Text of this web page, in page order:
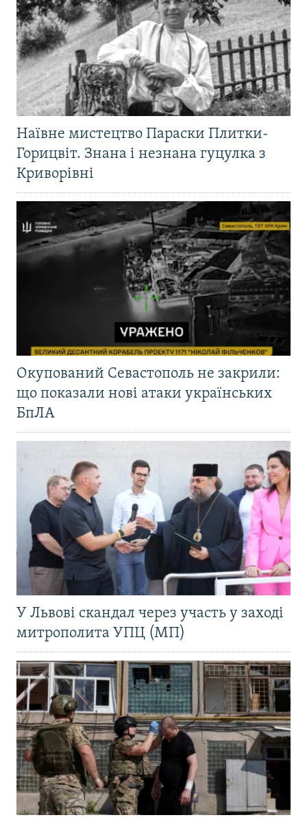
Наївне мистецтво Параски Плитки-
Горицвіт. Знана і незнана гуцулка з
Криворівні
Окупований Севастополь не закрили:
що показали нові атаки українських
БпЛА
У Львові скандал через участь у заході
митрополита УПЦ (МП)